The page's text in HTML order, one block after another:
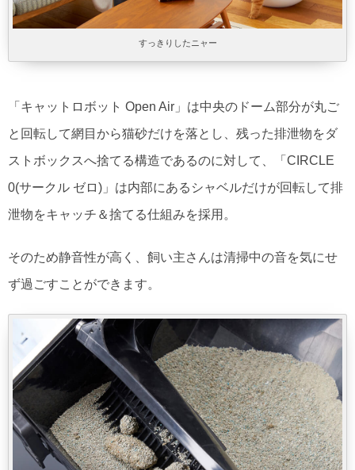
すっきりしたニャー
「キャットロボット Open Air」は中央のドーム部分が丸ご
と回転して網目から猫砂だけを落とし、残った排泄物をダ
ストボックスへ捨てる構造であるのに対して、「CIRCLE
0(サークル ゼロ)」は内部にあるシャベルだけが回転して排
泄物をキャッチ＆捨てる仕組みを採用。
そのため静音性が高く、飼い主さんは清掃中の音を気にせ
ず過ごすことができます。